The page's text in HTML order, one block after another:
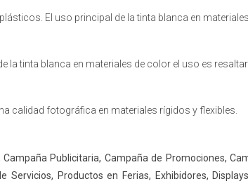
El uso principal de la tinta blanca en
la tinta blanca en materiales de color el uso es
calidad fotográfica en materiales rígidos y flexibles.
Publicitaria, Campaña de Promociones,
Productos en Ferias, Exhibidores,